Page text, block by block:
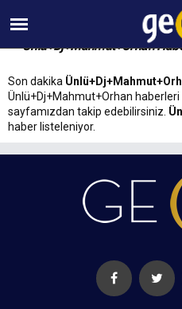
06 AĞUSTOS
Ünlü+Dj+Mahmut+Orhan
Son dakika
Ünlü+Dj+Mahmut+Orhan haberleri
sayfamızdan takip edebilirsiniz.
haber listeleniyor.